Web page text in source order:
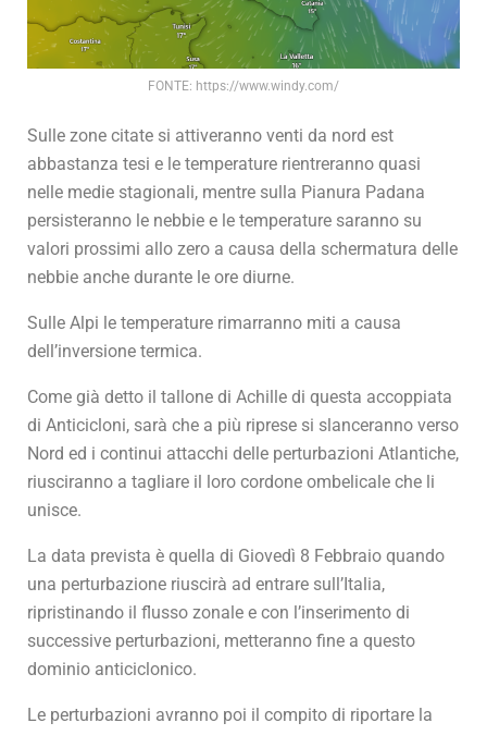
FONTE: https://www.windy.com/
Sulle zone citate si attiveranno venti da nord est
abbastanza tesi e le temperature rientreranno quasi
nelle medie stagionali, mentre sulla Pianura Padana
persisteranno le nebbie e le temperature saranno su
valori prossimi allo zero a causa della schermatura delle
nebbie anche durante le ore diurne.
Sulle Alpi le temperature rimarranno miti a causa
dell’inversione termica.
Come già detto il tallone di Achille di questa accoppiata
di Anticicloni, sarà che a più riprese si slanceranno verso
Nord ed i continui attacchi delle perturbazioni Atlantiche,
riusciranno a tagliare il loro cordone ombelicale che li
unisce.
La data prevista è quella di Giovedì 8 Febbraio quando
una perturbazione riuscirà ad entrare sull’Italia,
ripristinando il flusso zonale e con l’inserimento di
successive perturbazioni, metteranno fine a questo
dominio anticiclonico.
Le perturbazioni avranno poi il compito di riportare la